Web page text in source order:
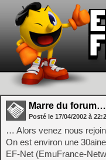
Marre du forum…
Posté le 17/04/2002 à
… Alors venez nous
On est environ une
EF-Net (EmuFrance-